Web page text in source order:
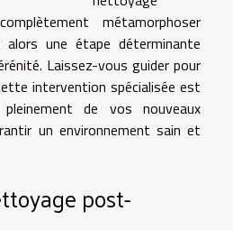
métamorphoser
une étape déterminante
Laissez-vous guider pour
intervention spécialisée est
de vos nouveaux
un environnement sain et
post-